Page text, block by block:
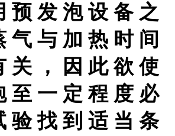
预 发 泡 设 备 之
气 与 加 热 时 间
关 ， 因 此 欲 使
至 一 定 程 度 必
验 找 到 适 当 条